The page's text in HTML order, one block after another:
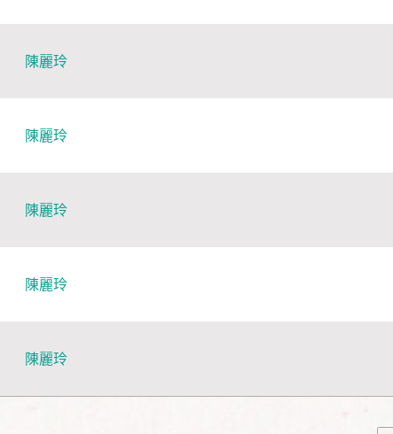
陳麗玲
陳麗玲
陳麗玲
陳麗玲
陳麗玲